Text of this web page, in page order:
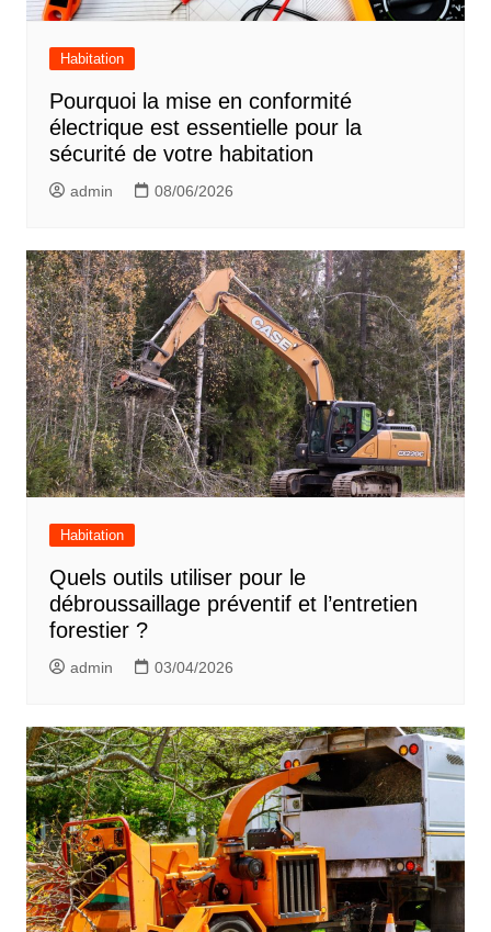
Habitation
Pourquoi la mise en conformité
électrique est essentielle pour la
sécurité de votre habitation
admin 08/06/2026
Habitation
Quels outils utiliser pour le
débroussaillage préventif et l’entretien
forestier ?
admin 03/04/2026